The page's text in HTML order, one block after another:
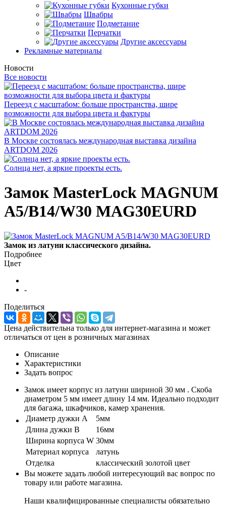
Кухонные губки
Швабры
Подметание
Перчатки
Другие аксессуары
Рекламные материалы
Новости
Все новости
Переезд с масштабом: больше пространства, шире
возможности для выбора цвета и фактуры
В Москве состоялась международная выставка дизайна
ARTDOM 2026
Солнца нет, а яркие проекты есть.
Замок MasterLock MAGNUM
A5/B14/W30 MAG30EURD
Замок из латуни классического дизайна.
Подробнее
Цвет
-
Поделиться
Цена действительна только для интернет-магазина и может
отличаться от цен в розничных магазинах
Описание
Характеристики
Задать вопрос
Замок имеет корпус из латуни шириной 30 мм . Скоба
диаметром 5 мм имеет длину 14 мм. Идеально подходит
для багажа, шкафчиков, камер хранения.
Диаметр дужки A
5мм
Длина дужки B
16мм
Ширина корпуса W 30мм
Материал корпуса
латунь
Отделка
классический золотой цвет
Вы можете задать любой интересующий вас вопрос по
товару или работе магазина.
Наши квалифицированные специалисты обязательно